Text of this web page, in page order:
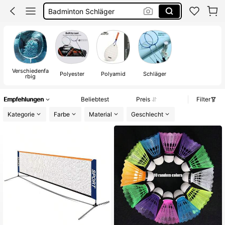
Volleyball Netz Mit Ständer
Badminton Set
Verschiedenfa
rbig Polyester Polyamid Schläger
Empfehlungen Beliebtest Preis
Filter
Kategorie
Farbe Material Geschlecht